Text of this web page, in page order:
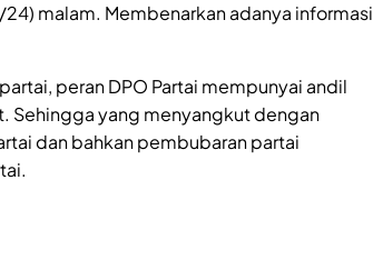
malam. Membenarkan adanya informasi
peran DPO Partai mempunyai andil
Sehingga yang menyangkut dengan
dan bahkan pembubaran partai